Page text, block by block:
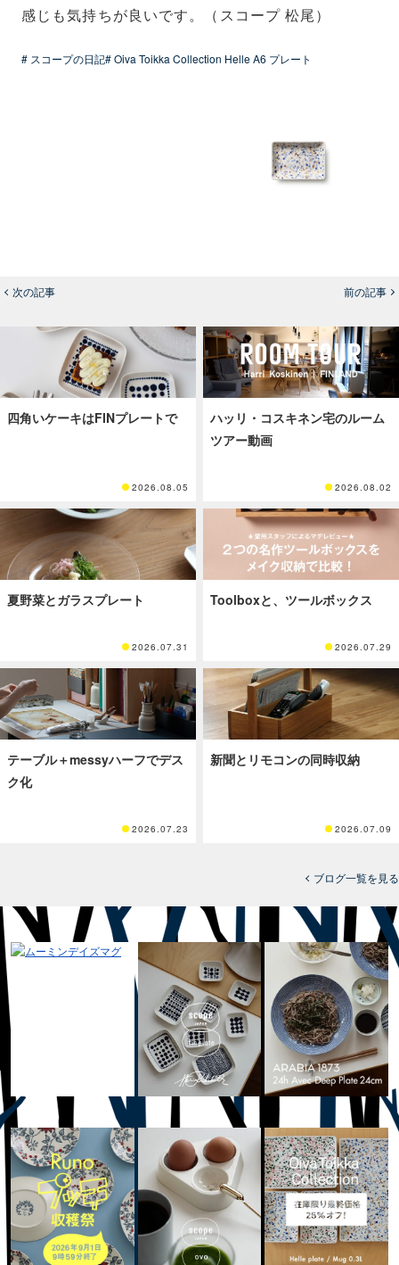
感じも気持ちが良いです。（スコープ 松尾）
# スコープの日記# Oiva Toikka Collection Helle A6 プレート
次の記事 前の記事
四角いケーキはFINプレートで
2026.08.05
ハッリ・コスキネン宅のルーム
ツアー動画
2026.08.02
夏野菜とガラスプレート
2026.07.31
Toolboxと、ツールボックス
2026.07.29
テーブル＋messyハーフでデス
ク化
2026.07.23
新聞とリモコンの同時収納
2026.07.09
ブログ一覧を見る